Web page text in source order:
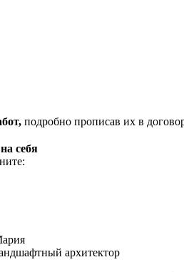
подробно прописав их в
себя
архитектор